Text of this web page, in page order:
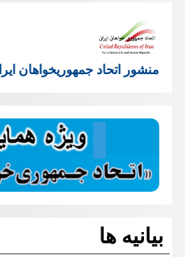
منشور اتحاد جمهوریخواهان
بیانیه ها